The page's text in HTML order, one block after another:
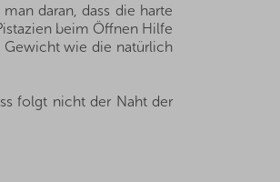
daran, dass die harte
beim Öffnen Hilfe
Gewicht wie die natürlich
folgt nicht der Naht der